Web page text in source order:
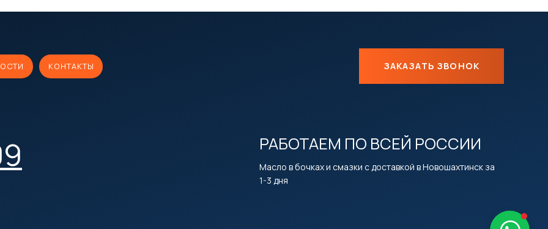
КОНТАКТЫ ЗАКАЗАТЬ ЗВОНОК
РАБОТАЕМ ПО ВСЕЙ РОССИИ
Масло в бочках и смазки с доставкой в Новошахтинск за
1-3 дня